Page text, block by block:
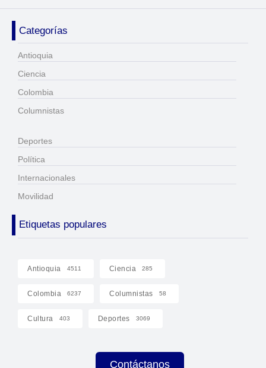
Categorías
Antioquia
Ciencia
Colombia
Columnistas
Deportes
Política
Internacionales
Movilidad
Etiquetas populares
Antioquia 4511 Ciencia 285
Colombia 6237 Columnistas 58
Cultura 403 Deportes 3069
Contáctanos